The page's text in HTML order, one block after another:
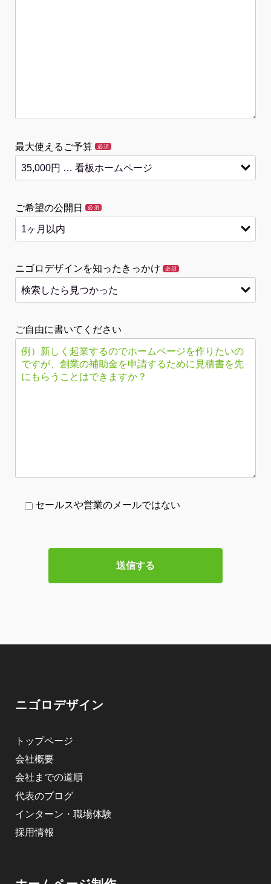
最大使えるご予算 必須
ご希望の公開日 必須
ニゴロデザインを知ったきっかけ 必須
ご自由に書いてください
セールスや営業のメールではない
ニゴロデザイン
トップページ
会社概要
会社までの道順
代表のブログ
インターン・職場体験
採用情報